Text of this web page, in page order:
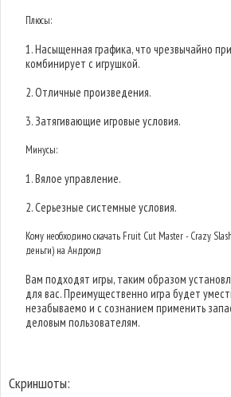
Плюсы:
1. Насыщенная графика, что чрезвычайно
комбинирует с игрушкой.
2. Отличные произведения.
3. Затягивающие игровые условия.
Минусы:
1. Вялое управление.
2. Серьезные системные условия.
Кому необходимо скачать Fruit Cut Master - Crazy
деньги) на Андроид
Вам подходят игры, таким образом
для вас. Преимущественно игра будет
незабываемо и с сознанием применить
деловым пользователям.
Скриншоты: